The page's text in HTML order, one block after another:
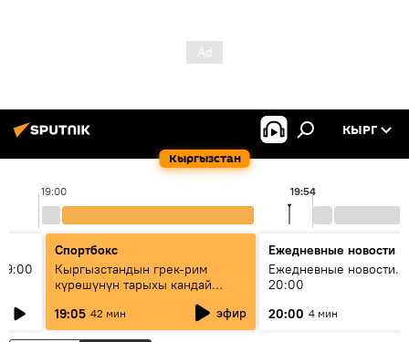
Кыргызстан
КЫРГ
19:00 19:54
Спортбокс
Кыргызстандын грек-рим
күрөшүнүн тарыхы кандай
19:05 42 мин эфир
Ежедневные новости
Ежедневные новости.
20:00
20:00 4 мин